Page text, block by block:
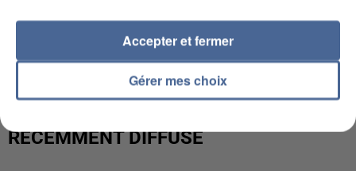
L’UN DES FONDATEURS SUPPOSÉS DE LA DZ
MAFIA INTERPELLÉ EN ALGÉRIE
RÉCEMMENT DIFFUSÉ
Gérer mes choix
Accepter et fermer